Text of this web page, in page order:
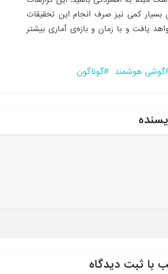
بسیار کمی نیز صرف انجام این تحقیقات
یافت و با زمان و بازه‌ی آماری بیشتر
گوشی هوشمند گوناگون
با ثبت دیدگاه